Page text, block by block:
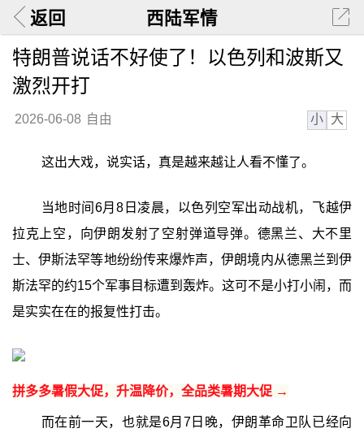
返回 西陆军情
特朗普说话不好使了！以色列和波斯又
激烈开打
2026-06-08 自由 小 大
这出大戏，说实话，真是越来越让人看不懂了。
当地时间6月8日凌晨，以色列空军出动战机，飞越伊
拉克上空，向伊朗发射了空射弹道导弹。德黑兰、大不里
士、伊斯法罕等地纷纷传来爆炸声，伊朗境内从德黑兰到伊
斯法罕的约15个军事目标遭到轰炸。这可不是小打小闹，而
是实实在在的报复性打击。
拼多多暑假大促，升温降价，全品类暑期大促 →
而在前一天，也就是6月7日晚，伊朗革命卫队已经向